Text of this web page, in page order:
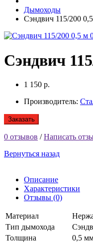
Дымоходы
Сэндвич 115/200
Сэндвич
1 150 р.
Производитель:
Заказать
0 отзывов /Написать
Вернуться назад
Описание
Характеристики
Отзывы (0)
Материал
Тип дымохода
Толщина
0,5